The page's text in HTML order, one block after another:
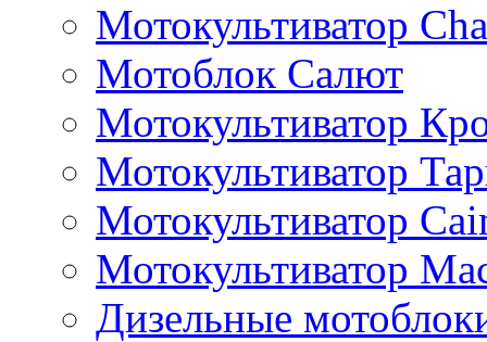
Мотокультиватор
Мотоблок Салют
Мотокультиватор
Мотокультиватор
Мотокультиватор
Мотокультиватор
Дизельные